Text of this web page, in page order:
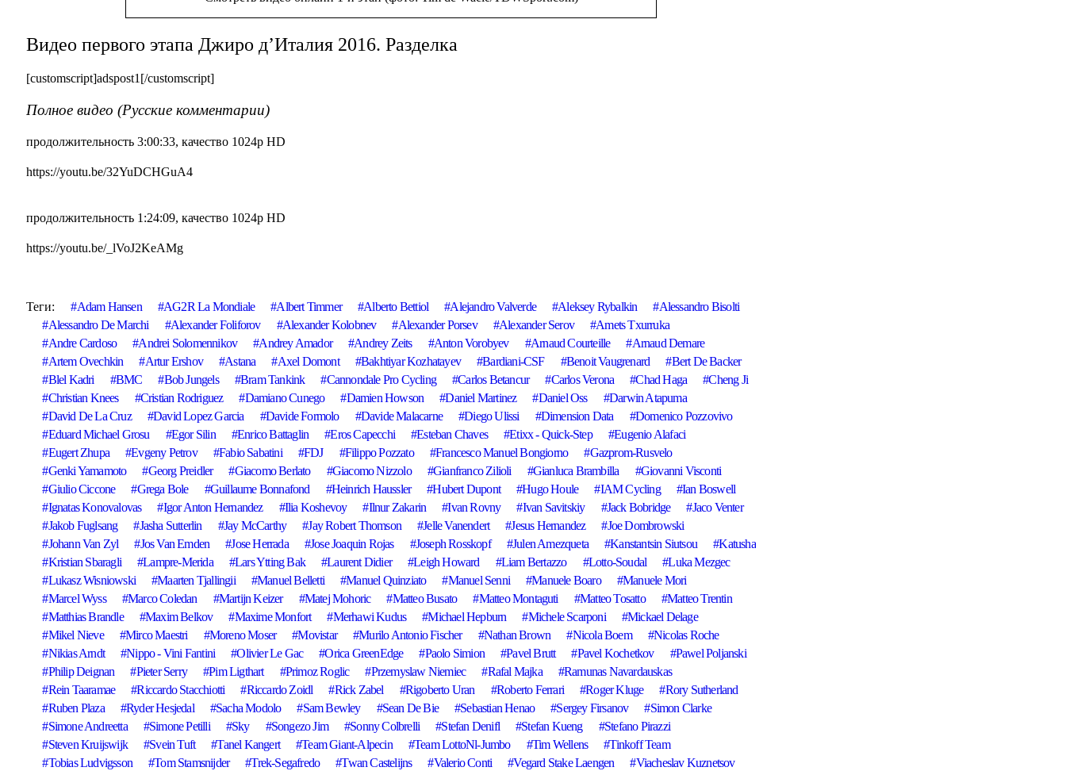
Видео первого этапа Джиро д’Италия 2016. Разделка
[customscript]adspost1[/customscript]
Полное видео (Русские комментарии)
продолжительность 3:00:33, качество 1024p HD
https://youtu.be/32YuDCHGuA4
продолжительность 1:24:09, качество 1024p HD
https://youtu.be/_lVoJ2KeAMg
Теги: Adam Hansen AG2R La Mondiale Albert Timmer Alberto Bettiol Alejandro Valverde Aleksey Rybalkin
Alessandro Bisolti
Alessandro De Marchi
Alexander Foliforov Alexander Kolobnev Alexander Porsev Alexander Serov
Amets Txurruka
Andre Cardoso
Andrei Solomennikov Andrey Amador Andrey Zeits Anton Vorobyev Arnaud Courteille
Arnaud Demare
Artem Ovechkin
Artur Ershov Astana Axel Domont Bakhtiyar Kozhatayev Bardiani-CSF Benoit Vaugrenard
Bert De Backer
Blel Kadri
BMC Bob Jungels Bram Tankink Cannondale Pro Cycling Carlos Betancur Carlos Verona Chad Haga
Cheng Ji
Christian Knees
Cristian Rodriguez Damiano Cunego Damien Howson Daniel Martinez Daniel Oss
Darwin Atapuma
David De La Cruz
David Lopez Garcia Davide Formolo Davide Malacarne Diego Ulissi Dimension Data
Domenico Pozzovivo
Eduard Michael Grosu
Egor Silin Enrico Battaglin Eros Capecchi Esteban Chaves Etixx - Quick-Step
Eugenio Alafaci
Eugert Zhupa
Evgeny Petrov Fabio Sabatini FDJ Filippo Pozzato Francesco Manuel Bongiorno
Gazprom-Rusvelo
Genki Yamamoto
Georg Preidler Giacomo Berlato Giacomo Nizzolo Gianfranco Zilioli Gianluca Brambilla
Giovanni Visconti
Giulio Ciccone
Grega Bole Guillaume Bonnafond Heinrich Haussler Hubert Dupont Hugo Houle IAM Cycling
Ian Boswell
Ignatas Konovalovas
Igor Anton Hernandez Ilia Koshevoy Ilnur Zakarin Ivan Rovny Ivan Savitskiy Jack Bobridge
Jaco Venter
Jakob Fuglsang
Jasha Sutterlin Jay McCarthy Jay Robert Thomson Jelle Vanendert Jesus Hernandez
Joe Dombrowski
Johann Van Zyl
Jos Van Emden Jose Herrada Jose Joaquin Rojas Joseph Rosskopf Julen Amezqueta Kanstantsin Siutsou
Katusha
Kristian Sbaragli
Lampre-Merida Lars Ytting Bak Laurent Didier Leigh Howard Liam Bertazzo Lotto-Soudal
Luka Mezgec
Lukasz Wisniowski
Maarten Tjallingii Manuel Belletti Manuel Quinziato Manuel Senni Manuele Boaro
Manuele Mori
Marcel Wyss
Marco Coledan Martijn Keizer Matej Mohoric Matteo Busato Matteo Montaguti Matteo Tosatto
Matteo Trentin
Matthias Brandle
Maxim Belkov Maxime Monfort Merhawi Kudus Michael Hepburn Michele Scarponi
Mickael Delage
Mikel Nieve
Mirco Maestri Moreno Moser Movistar Murilo Antonio Fischer Nathan Brown Nicola Boem
Nicolas Roche
Nikias Arndt
Nippo - Vini Fantini Olivier Le Gac Orica GreenEdge Paolo Simion Pavel Brutt Pavel Kochetkov
Pawel Poljanski
Philip Deignan
Pieter Serry Pim Ligthart Primoz Roglic Przemyslaw Niemiec Rafal Majka
Ramunas Navardauskas
Rein Taaramae
Riccardo Stacchiotti Riccardo Zoidl Rick Zabel Rigoberto Uran Roberto Ferrari Roger Kluge
Rory Sutherland
Ruben Plaza
Ryder Hesjedal Sacha Modolo Sam Bewley Sean De Bie Sebastian Henao Sergey Firsanov
Simon Clarke
Simone Andreetta
Simone Petilli Sky Songezo Jim Sonny Colbrelli Stefan Denifl Stefan Kueng
Stefano Pirazzi
Steven Kruijswijk
Svein Tuft Tanel Kangert Team Giant-Alpecin Team LottoNl-Jumbo Tim Wellens
Tinkoff Team
Tobias Ludvigsson
Tom Stamsnijder Trek-Segafredo Twan Castelijns Valerio Conti Vegard Stake Laengen
Viacheslav Kuznetsov